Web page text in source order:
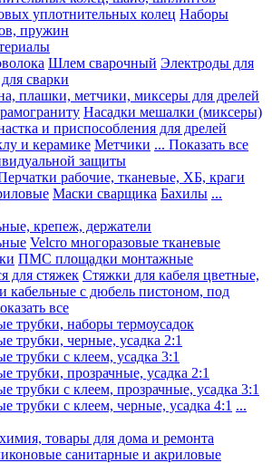
уплотнительных колец Наборы
пружин
Шлем сварочный Электроды для
сварки
плашки, метчики, миксеры для дрелей
Насадки мешалки (миксеры)
и приспособления для дрелей
и керамике Метчики ... Показать все
защиты
рабочие, тканевые, ХБ, краги
Маски сварщика Бахилы ...
крепеж, держатели
Velcro многоразовые тканевые
ПМС площадки монтажные
для стяжек Стяжки для кабеля цветные,
кабельные с дюбель пистоном, под
все
трубки, наборы термоусадок
трубки, черные, усадка 2:1
трубки с клеем, усадка 3:1
трубки, прозрачные, усадка 2:1
трубки с клеем, прозрачные, усадка 3:1
трубки с клеем, черные, усадка 4:1 ...
товары для дома и ремонта
санитарные и акриловые